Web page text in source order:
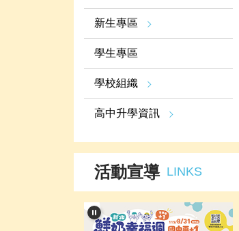
新生專區
學生專區
學校組織
高中升學資訊
活動宣導 LINKS